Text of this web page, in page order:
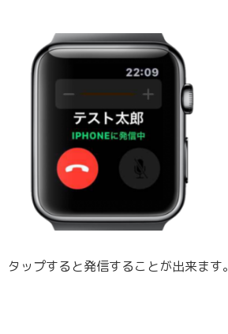
タップすると発信することが出来ます。